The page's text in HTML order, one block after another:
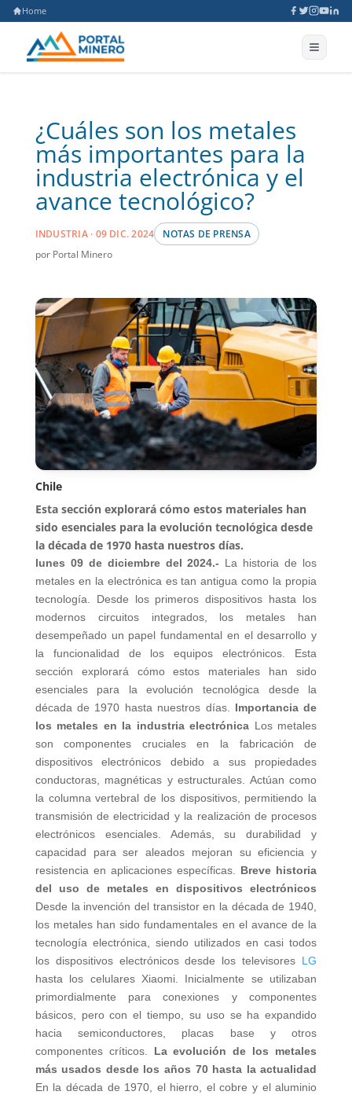
Home
¿Cuáles son los metales
más importantes para la
industria electrónica y el
avance tecnológico?
INDUSTRIA · 09 DIC. 2024 NOTAS DE PRENSA
por Portal Minero
Chile
Esta sección explorará cómo estos materiales han
sido esenciales para la evolución tecnológica desde
la década de 1970 hasta nuestros días.
lunes 09 de diciembre del 2024.- La historia de los
metales en la electrónica es tan antigua como la propia
tecnología. Desde los primeros dispositivos hasta los
modernos circuitos integrados, los metales han
desempeñado un papel fundamental en el desarrollo y
la funcionalidad de los equipos electrónicos. Esta
sección explorará cómo estos materiales han sido
esenciales para la evolución tecnológica desde la
década de 1970 hasta nuestros días. Importancia de
los metales en la industria electrónica Los metales
son componentes cruciales en la fabricación de
dispositivos electrónicos debido a sus propiedades
conductoras, magnéticas y estructurales. Actúan como
la columna vertebral de los dispositivos, permitiendo la
transmisión de electricidad y la realización de procesos
electrónicos esenciales. Además, su durabilidad y
capacidad para ser aleados mejoran su eficiencia y
resistencia en aplicaciones específicas. Breve historia
del uso de metales en dispositivos electrónicos
Desde la invención del transistor en la década de 1940,
los metales han sido fundamentales en el avance de la
tecnología electrónica, siendo utilizados en casi todos
los dispositivos electrónicos desde los televisores LG
hasta los celulares Xiaomi. Inicialmente se utilizaban
primordialmente para conexiones y componentes
básicos, pero con el tiempo, su uso se ha expandido
hacia semiconductores, placas base y otros
componentes críticos. La evolución de los metales
más usados desde los años 70 hasta la actualidad
En la década de 1970, el hierro, el cobre y el aluminio